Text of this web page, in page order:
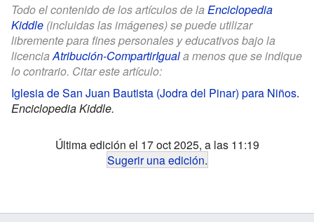
Todo el contenido de los artículos de la Enciclopedia
Kiddle (incluidas las imágenes) se puede utilizar
libremente para fines personales y educativos bajo la
licenciaAtribución-CompartirIguala menos que se indique
lo contrario. Citar este artículo:
Iglesia de San Juan Bautista (Jodra del Pinar) para Niños.
Enciclopedia Kiddle.
Última edición el 17 oct 2025, a las 11:19
Sugerir una edición.